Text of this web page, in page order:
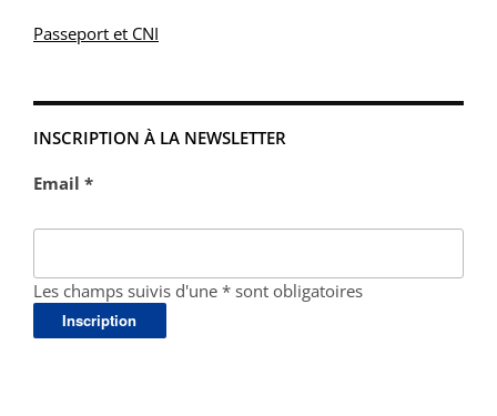
Passeport et CNI
INSCRIPTION À LA NEWSLETTER
Email *
Les champs suivis d'une * sont obligatoires